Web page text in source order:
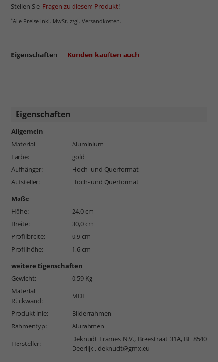
Stellen Sie Fragen zu diesem Produkt!
*Alle Preise inkl. MwSt. zzgl. Versandkosten.
Eigenschaften Kunden kauften auch
Eigenschaften
Allgemein
Material:
Aluminium
Farbe:
gold
Aufhänger:
Hoch- und Querformat
Aufsteller:
Hoch- und Querformat
Maße
Höhe:
24,0 cm
Breite:
30,0 cm
Profilbreite:
0,9 cm
Profilhöhe:
1,6 cm
weitere Eigenschaften
Gewicht:
0,59 Kg
Material
Rückwand:
MDF
Produktlinie:
Bilderrahmen
Rahmentyp:
Alurahmen
Hersteller:
Deknudt Frames N.V., Breestraat 31A, BE 8540
Deerlijk , deknudt@gmx.eu